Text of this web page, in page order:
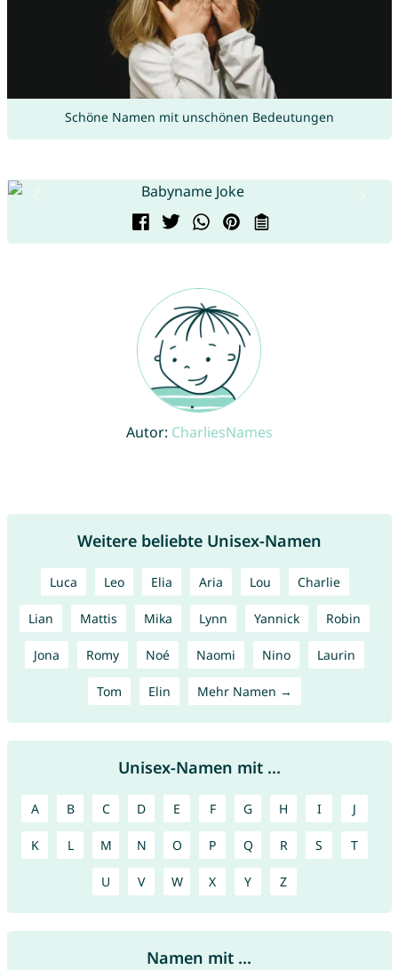
Schöne Namen mit unschönen Bedeutungen
Autor: CharliesNames
Weitere beliebte Unisex-Namen
Luca Leo Elia Aria Lou Charlie
Lian Mattis Mika Lynn Yannick Robin
Jona Romy Noé Naomi Nino Laurin
Tom Elin Mehr Namen →
Unisex-Namen mit ...
A B C D E F G H I J
K L M N O P Q R S T
U V W X Y Z
Namen mit ...